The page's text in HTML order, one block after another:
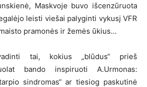
Maskvoje buvo išcenzūruota
leisti viešai palyginti vykusį VFR
pramonės ir žemės ūkius…
tai, kokius „blūdus“ prieš
bando inspiruoti A.Urmonas:
sindromas“ ar tiesiog paskutinė